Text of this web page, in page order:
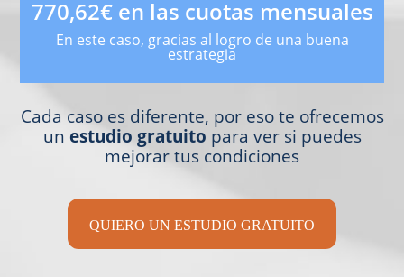
770,62€ en las cuotas mensuales
En este caso, gracias al logro de una buena
estrategia
Cada caso es diferente, por eso te ofrecemos
un estudio gratuito para ver si puedes
mejorar tus condiciones
QUIERO UN ESTUDIO GRATUITO